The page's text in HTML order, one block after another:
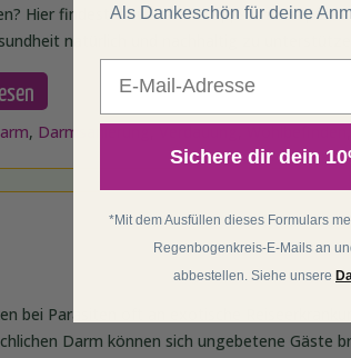
Hier findest du wertvolle Tipps und
natürlich und nachhaltig zu
, Darmsanierung
bei Parasiten oft an exotische
Darm können sich ungebetene Gäste
Als Dankeschön für deine
Sichere dir dein
*Mit dem Ausfüllen dieses Formulars
Regenbogenkreis-E-Mails an
abbestellen. Siehe unsere